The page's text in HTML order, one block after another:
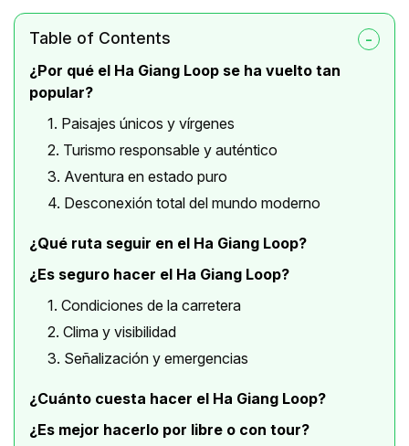
Table of Contents
¿Por qué el Ha Giang Loop se ha vuelto tan
popular?
1. Paisajes únicos y vírgenes
2. Turismo responsable y auténtico
3. Aventura en estado puro
4. Desconexión total del mundo moderno
¿Qué ruta seguir en el Ha Giang Loop?
¿Es seguro hacer el Ha Giang Loop?
1. Condiciones de la carretera
2. Clima y visibilidad
3. Señalización y emergencias
¿Cuánto cuesta hacer el Ha Giang Loop?
¿Es mejor hacerlo por libre o con tour?